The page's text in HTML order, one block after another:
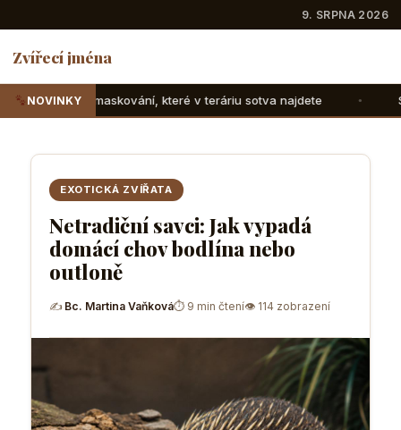
9. SRPNA 2026
Zvířecí jména
NOVINKY
v teráriu sotva najdete Suchozemské želvy: Jak
EXOTICKÁ ZVÍŘATA
Netradiční savci: Jak vypadá
domácí chov bodlína nebo
outloně
✍ Bc. Martina Vaňková⏱ 9 min čtení👁 114 zobrazení